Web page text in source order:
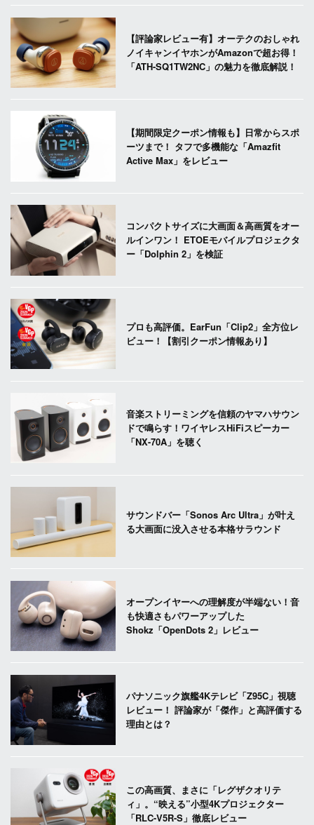
【評論家レビュー有】オーテクのおしゃれ
ノイキャンイヤホンがAmazonで超お得！
「ATH-SQ1TW2NC」の魅力を徹底解説！
【期間限定クーポン情報も】日常からスポ
ーツまで！ タフで多機能な「Amazfit
Active Max」をレビュー
コンパクトサイズに大画面＆高画質をオー
ルインワン！ ETOEモバイルプロジェクタ
ー「Dolphin 2」を検証
プロも高評価。EarFun「Clip2」全方位レ
ビュー！【割引クーポン情報あり】
音楽ストリーミングを信頼のヤマハサウン
ドで鳴らす！ワイヤレスHiFiスピーカー
「NX-70A」を聴く
サウンドバー「Sonos Arc Ultra」が叶え
る大画面に没入させる本格サラウンド
オープンイヤーへの理解度が半端ない！音
も快適さもパワーアップした
Shokz「OpenDots 2」レビュー
パナソニック旗艦4Kテレビ「Z95C」視聴
レビュー！ 評論家が「傑作」と高評価する
理由とは？
この高画質、まさに「レグザクオリテ
ィ」。“映える”小型4Kプロジェクター
「RLC-V5R-S」徹底レビュー